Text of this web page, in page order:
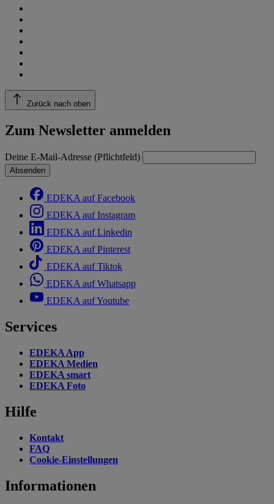
Zurück nach oben
Zum Newsletter anmelden
Deine E-Mail-Adresse (Pflichtfeld)
Absenden
EDEKA auf Facebook
EDEKA auf Instagram
EDEKA auf Linkedin
EDEKA auf Pinterest
EDEKA auf Tiktok
EDEKA auf Whatsapp
EDEKA auf Youtube
Services
EDEKA App
EDEKA Medien
EDEKA smart
EDEKA Foto
Hilfe
Kontakt
FAQ
Cookie-Einstellungen
Informationen